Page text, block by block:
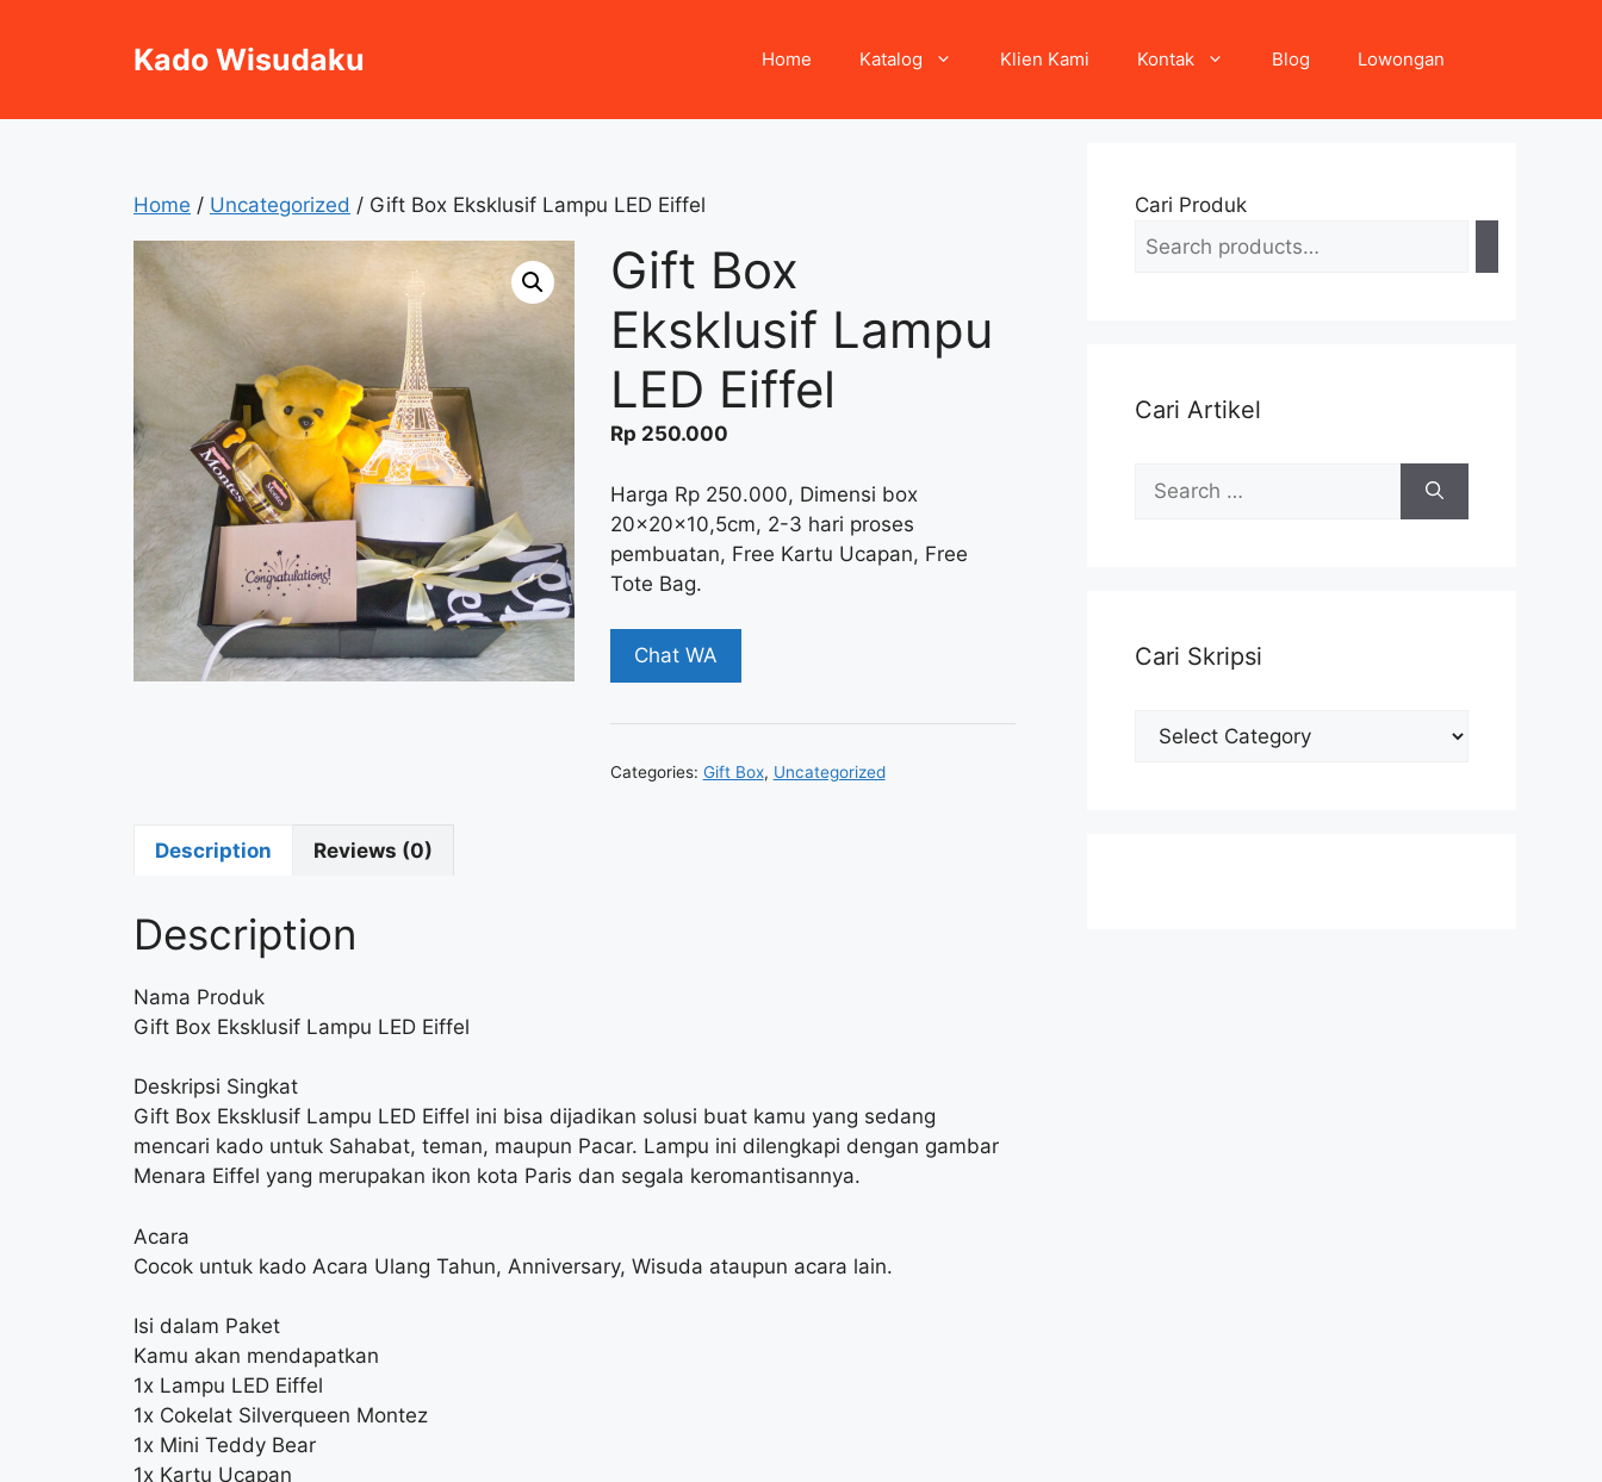
Kado Wisudaku Home Katalog Klien Kami Kontak Blog Lowongan
Home / Uncategorized / Gift Box Eksklusif Lampu LED Eiffel
Gift Box
Eksklusif Lampu
LED Eiffel
Rp 250.000
Harga Rp 250.000, Dimensi box
20x20x10,5cm, 2-3 hari proses
pembuatan, Free Kartu Ucapan, Free
Tote Bag.
Chat WA
Categories: Gift Box, Uncategorized
Description Reviews (0)
Description
Nama Produk
Gift Box Eksklusif Lampu LED Eiffel
Deskripsi Singkat
Gift Box Eksklusif Lampu LED Eiffel ini bisa dijadikan solusi buat kamu yang sedang
mencari kado untuk Sahabat, teman, maupun Pacar. Lampu ini dilengkapi dengan gambar
Menara Eiffel yang merupakan ikon kota Paris dan segala keromantisannya.
Acara
Cocok untuk kado Acara Ulang Tahun, Anniversary, Wisuda ataupun acara lain.
Isi dalam Paket
Kamu akan mendapatkan
1x Lampu LED Eiffel
1x Cokelat Silverqueen Montez
1x Mini Teddy Bear
1x Kartu Ucapan
Cari Produk
Cari Artikel
Search
for:
Cari Skripsi
Cari